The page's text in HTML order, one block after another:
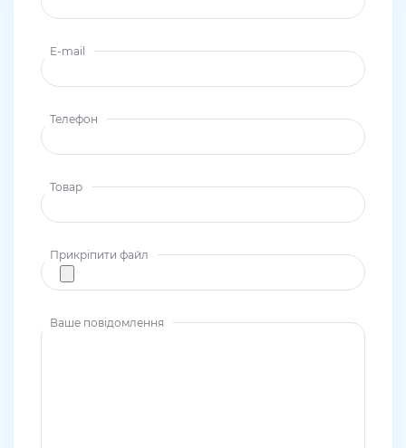
E-mail
Телефон
Товар
Прикріпити файл
Ваше повідомлення